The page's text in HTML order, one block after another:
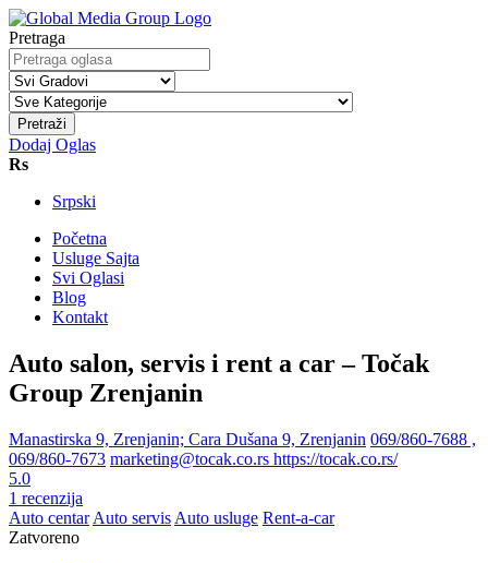
Pretraga
Pretraži
Dodaj Oglas
Rs
Srpski
Početna
Usluge Sajta
Svi Oglasi
Blog
Kontakt
Auto salon, servis i rent a car – Točak
Group Zrenjanin
Manastirska 9, Zrenjanin; Cara Dušana 9, Zrenjanin 069/860-7688 ,
069/860-7673 marketing@tocak.co.rs https://tocak.co.rs/
5.0
1 recenzija
Auto centar Auto servis Auto usluge Rent-a-car
Zatvoreno